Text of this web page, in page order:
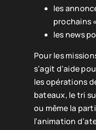
les
prochains
les news
Pour les
s’agit d’aide
les opérations
bateaux, le tri
ou même la
l’animation